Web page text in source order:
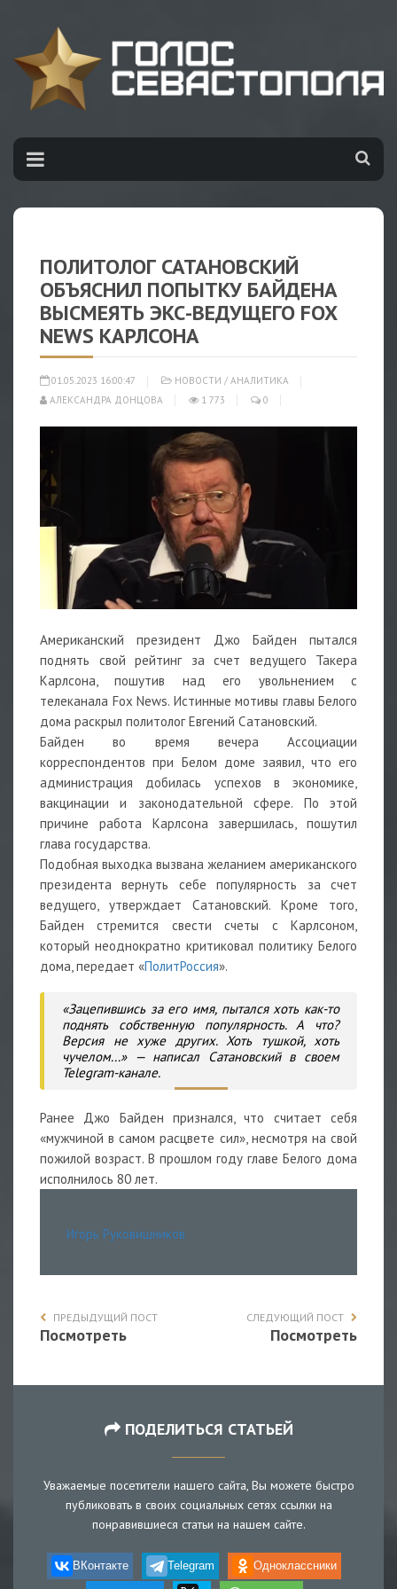
ПОЛИТОЛОГ САТАНОВСКИЙ
ОБЪЯСНИЛ ПОПЫТКУ БАЙДЕНА
ВЫСМЕЯТЬ ЭКС-ВЕДУЩЕГО FOX
NEWS КАРЛСОНА
01.05.2023 16:00:47 НОВОСТИ / АНАЛИТИКА
АЛЕКСАНДРА ДОНЦОВА
1 773 0
Американский президент Джо Байден пытался
поднять свой рейтинг за счет ведущего Такера
Карлсона, пошутив над его увольнением с
телеканала Fox News. Истинные мотивы главы Белого
дома раскрыл политолог Евгений Сатановский.
Байден во время вечера Ассоциации
корреспондентов при Белом доме заявил, что его
администрация добилась успехов в экономике,
вакцинации и законодательной сфере. По этой
причине работа Карлсона завершилась, пошутил
глава государства.
Подобная выходка вызвана желанием американского
президента вернуть себе популярность за счет
ведущего, утверждает Сатановский. Кроме того,
Байден стремится свести счеты с Карлсоном,
который неоднократно критиковал политику Белого
дома, передает «ПолитРоссия».
«Зацепившись за его имя, пытался хоть как-то
поднять собственную популярность. А что?
Версия не хуже других. Хоть тушкой, хоть
чучелом...» — написал Сатановский в своем
Telegram-канале.
Ранее Джо Байден признался, что считает себя
«мужчиной в самом расцвете сил», несмотря на свой
пожилой возраст. В прошлом году главе Белого дома
исполнилось 80 лет.
Игорь Руковишников
ПРЕДЫДУЩИЙ ПОСТ
Посмотреть
СЛЕДУЮЩИЙ ПОСТ
Посмотреть
ПОДЕЛИТЬСЯ СТАТЬЕЙ
Уважаемые посетители нашего сайта, Вы можете быстро
публиковать в своих социальных сетях ссылки на
понравившиеся статьи на нашем сайте.
ВКонтакте Telegram Одноклассники